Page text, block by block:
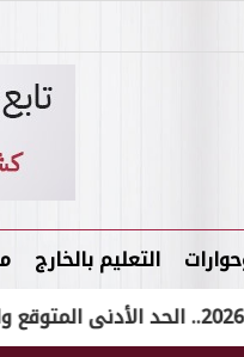
التعليم بالخارج